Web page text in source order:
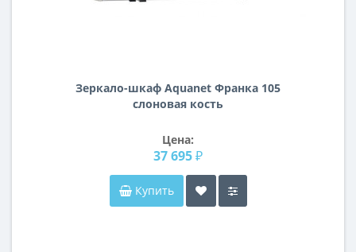
Зеркало-шкаф Aquanet Франка 105
слоновая кость
Цена:
37 695 ₽
Купить